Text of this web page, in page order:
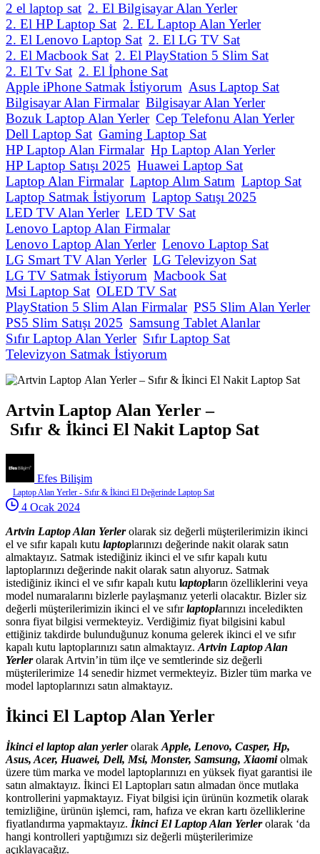
2 el laptop sat 2. El Bilgisayar Alan Yerler
2. El HP Laptop Sat 2. EL Laptop Alan Yerler
2. El Lenovo Laptop Sat 2. El LG TV Sat
2. El Macbook Sat 2. El PlayStation 5 Slim Sat
2. El Tv Sat 2. El İphone Sat
Apple iPhone Satmak İstiyorum Asus Laptop Sat
Bilgisayar Alan Firmalar Bilgisayar Alan Yerler
Bozuk Laptop Alan Yerler Cep Telefonu Alan Yerler
Dell Laptop Sat Gaming Laptop Sat
HP Laptop Alan Firmalar Hp Laptop Alan Yerler
HP Laptop Satışı 2025 Huawei Laptop Sat
Laptop Alan Firmalar Laptop Alım Satım Laptop Sat
Laptop Satmak İstiyorum Laptop Satışı 2025
LED TV Alan Yerler LED TV Sat
Lenovo Laptop Alan Firmalar
Lenovo Laptop Alan Yerler Lenovo Laptop Sat
LG Smart TV Alan Yerler LG Televizyon Sat
LG TV Satmak İstiyorum Macbook Sat
Msi Laptop Sat OLED TV Sat
PlayStation 5 Slim Alan Firmalar PS5 Slim Alan Yerler
PS5 Slim Satışı 2025 Samsung Tablet Alanlar
Sıfır Laptop Alan Yerler Sıfır Laptop Sat
Televizyon Satmak İstiyorum
Artvin Laptop Alan Yerler –
Sıfır & İkinci El Nakit Laptop Sat
Efes Bilişim
Laptop Alan Yerler - Sıfır & İkinci El Değerinde Laptop Sat
4 Ocak 2024
Artvin Laptop Alan Yerler olarak siz değerli müşterilerimizin ikinci
el ve sıfır kapalı kutu laptoplarınızı değerinde nakit olarak satın
almaktayız. Satmak istediğiniz ikinci el ve sıfır kapalı kutu
laptoplarınızı değerinde nakit olarak satın alıyoruz. Satmak
istediğiniz ikinci el ve sıfır kapalı kutu laptopların özelliklerini veya
model numaralarını bizlerle paylaşmanız yeterli olacaktır. Bizler siz
değerli müşterilerimizin ikinci el ve sıfırlaptoplarınızı inceledikten
sonra fiyat bilgisi vermekteyiz. Verdiğimiz fiyat bilgisini kabul
ettiğiniz takdirde bulunduğunuz konuma gelerek ikinci el ve sıfır
kapalı kutu laptoplarınızı satın almaktayız. Artvin Laptop Alan
Yerler olarak Artvin’in tüm ilçe ve semtlerinde siz değerli
müşterilerimize 14 senedir hizmet vermekteyiz. Bizler tüm marka ve
model laptoplarınızı satın almaktayız.
İkinci El Laptop Alan Yerler
İkinci el laptop alan yerlerolarak Apple, Lenovo, Casper, Hp,
Asus, Acer, Huawei, Dell, Msi, Monster, Samsung, Xiaomiolmak
üzere tüm marka ve model laptoplarınızı en yüksek fiyat garantisi ile
satın almaktayız. İkinci El Laptopları satın almadan önce mutlaka
kontrollerini yapmaktayız. Fiyat bilgisi için ürünün kozmetik olarak
temizliğine, ürünün işlemci, ram, hafıza ve ekran kartı özelliklerine
fiyatlandırma yapmaktayız. İkinci El Laptop Alan Yerlerolarak ‘da
hangi kontrolleri yaptığımızı siz değerli müşterilerimize
açıklayacağız.